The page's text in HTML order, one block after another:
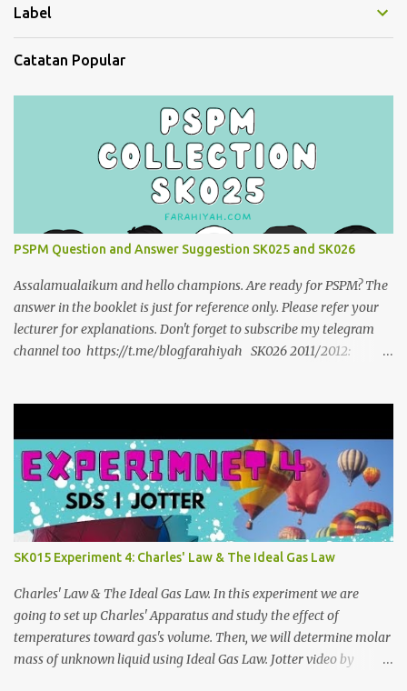
Label
Catatan Popular
PSPM Question and Answer Suggestion SK025 and SK026
Assalamualaikum and hello champions. Are ready for PSPM? The
answer in the booklet is just for reference only. Please refer your
lecturer for explanations. Don't forget to subscribe my telegram
channel too https://t.me/blogfarahiyah SK026 2011/2012:
https://anyflip.com/qgqpm/ccih/ 2015/2016:
https://anyflip.com/qgqpm/xaku/ 2016/2017:
https://anyflip.com/qgqpm/adkc 2017/2018:
https://anyflip.com/pnrrr/mfyv SK025 2018/2019:
https://anyflip.com/pnrrr/iiyh 2019/2020:
https://anyflip.com/yrcyt/uzxe/ 2020/2021:
https://anyflip.com/yrcyt/psud/ 2021/2022:
https://anyflip.com/yrcyt/gfhx/ Penafian: Bahan-bahan ini
adalah hasil carian Google. Bukan disediakan oleh admin. Admin
hanya membuat compilation sahaja.
SK015 Experiment 4: Charles' Law & The Ideal Gas Law
Charles' Law & The Ideal Gas Law. In this experiment we are
going to set up Charles' Apparatus and study the effect of
temperatures toward gas's volume. Then, we will determine molar
mass of unknown liquid using Ideal Gas Law. Jotter video by